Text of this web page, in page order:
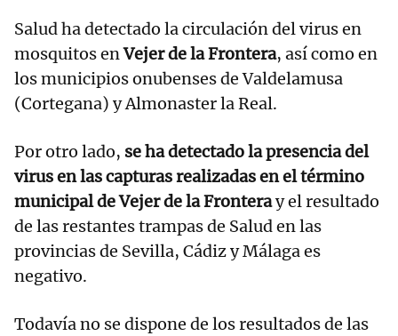
Salud ha detectado la circulación del virus en
mosquitos enVejer de la Frontera, así como en
los municipios onubenses de Valdelamusa
(Cortegana) y Almonaster la Real.
Por otro lado, se ha detectado la presencia del
virus en las capturas realizadas en el término
municipal de Vejer de la Fronteray el resultado
de las restantes trampas de Salud en las
provincias de Sevilla, Cádiz y Málaga es
negativo.
Todavía no se dispone de los resultados de las